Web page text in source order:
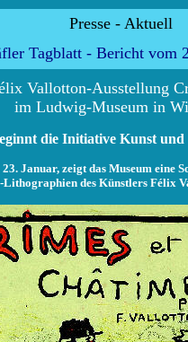
Presse -
Tagblatt - Bericht vom
Vallotton-Ausstellung
im Ludwig-Museum in
die Initiative Kunst
Januar, zeigt das Museum eine
des Künstlers Félix